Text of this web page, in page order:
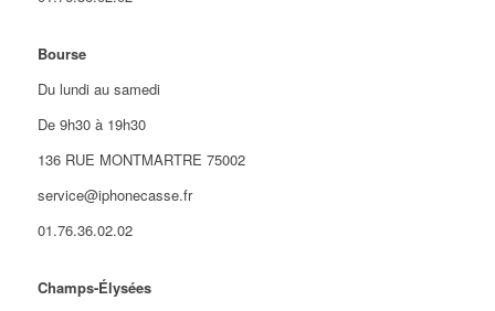
Bourse
Du lundi au samedi
De 9h30 à 19h30
136 RUE MONTMARTRE 75002
service@iphonecasse.fr
01.76.36.02.02
Champs-Élysées